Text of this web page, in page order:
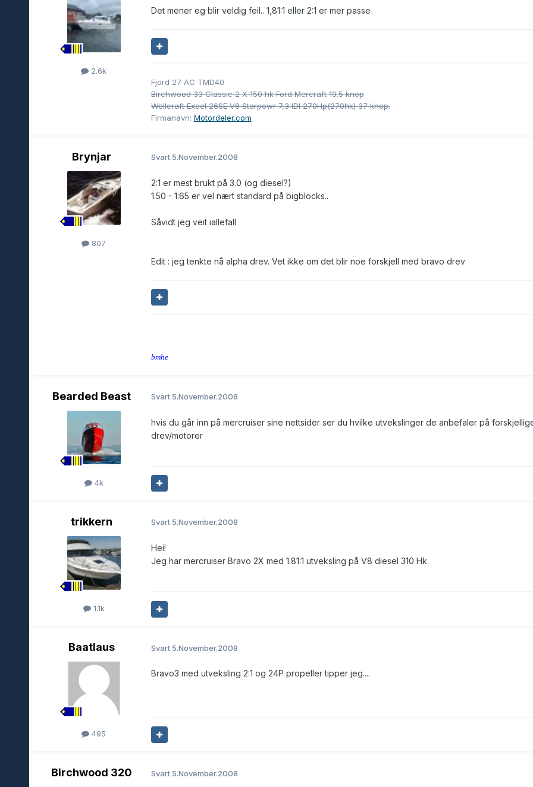
2.6k
Det mener eg blir veldig feil.. 1,81:1 eller 2:1 er mer passe
Fjord 27 AC TMD40
Birchwood 33 Classic 2 X 150 hk Ford Mercraft 19.5 knop
Wellcraft Excel 26SE V8 Starpowr 7,3 IDI 270Hp(270hk) 37 knop.
Firmanavn: Motordeler.com
Brynjar
807
Svart 5.November.2008
2:1 er mest brukt på 3.0 (og diesel?)
1.50 - 1:65 er vel nært standard på bigblocks..
Såvidt jeg veit iallefall
Edit : jeg tenkte nå alpha drev. Vet ikke om det blir noe forskjell med bravo drev
.
.
bmhe
Bearded Beast
4k
Svart 5.November.2008
hvis du går inn på mercruiser sine nettsider ser du hvilke utvekslinger de anbefaler på
drev/motorer
trikkern
1.1k
Svart 5.November.2008
Hei!
Jeg har mercruiser Bravo 2X med 1.81:1 utveksling på V8 diesel 310 Hk.
Baatlaus
495
Svart 5.November.2008
Bravo3 med utveksling 2:1 og 24P propeller tipper jeg....
Birchwood 320 Svart 5.November.2008